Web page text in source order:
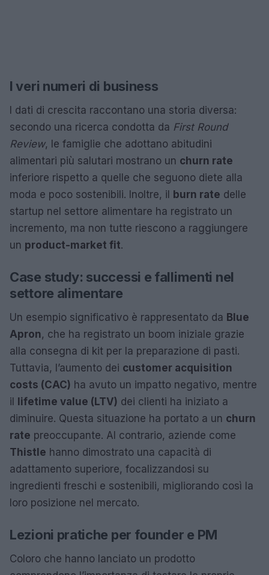
I veri numeri di business
I dati di crescita raccontano una storia diversa:
secondo una ricerca condotta da First Round
Review, le famiglie che adottano abitudini
alimentari più salutari mostrano un churn rate
inferiore rispetto a quelle che seguono diete alla
moda e poco sostenibili. Inoltre, il burn rate delle
startup nel settore alimentare ha registrato un
incremento, ma non tutte riescono a raggiungere
un product-market fit.
Case study: successi e fallimenti nel
settore alimentare
Un esempio significativo è rappresentato da Blue
Apron, che ha registrato un boom iniziale grazie
alla consegna di kit per la preparazione di pasti.
Tuttavia, l’aumento dei customer acquisition
costs (CAC) ha avuto un impatto negativo, mentre
il lifetime value (LTV) dei clienti ha iniziato a
diminuire. Questa situazione ha portato a un churn
rate preoccupante. Al contrario, aziende come
Thistle hanno dimostrato una capacità di
adattamento superiore, focalizzandosi su
ingredienti freschi e sostenibili, migliorando così la
loro posizione nel mercato.
Lezioni pratiche per founder e PM
Coloro che hanno lanciato un prodotto